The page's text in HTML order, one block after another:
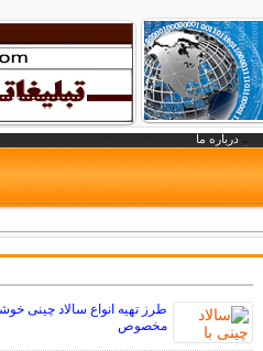
درباره ما
طرز تهیه انواع سالاد چینی
مخصوص